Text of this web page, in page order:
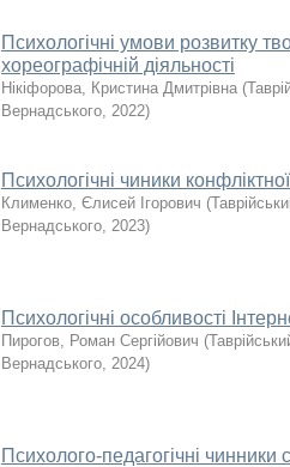
Психологiчнi умови розвитку
хореогрaфiчнiй дiяльностi
Нікіфорова, Кристина Дмитрівна (
Вернадського, 2022)
Психологічні чиники
Клименко, Єлисей Ігорович (
Вернадського, 2023)
Психологічні особливості
Пирогов, Роман Сергійович (
Вернадського, 2024)
Психолого-педагогічні чинники